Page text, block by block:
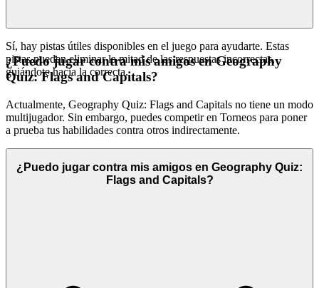
Sí, hay pistas útiles disponibles en el juego para ayudarte. Estas
pistas pueden eliminar la mitad de las respuestas incorrectas,
guiándote hacia la correcta.
¿Puedo jugar contra mis amigos en Geography
Quiz: Flags and Capitals?
Actualmente, Geography Quiz: Flags and Capitals no tiene un modo
multijugador. Sin embargo, puedes competir en Torneos para poner
a prueba tus habilidades contra otros indirectamente.
¿Puedo jugar contra mis amigos en Geography Quiz:
Flags and Capitals?